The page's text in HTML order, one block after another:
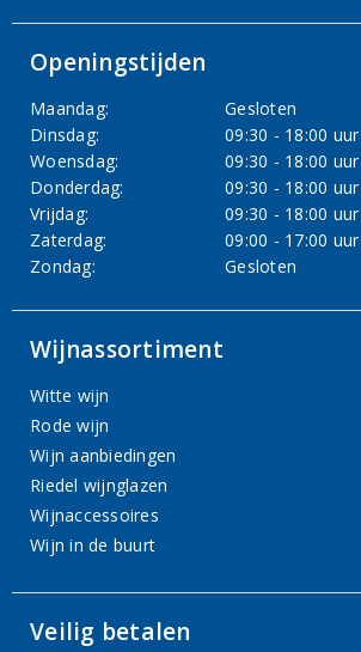
Openingstijden
Maandag:
Gesloten
Dinsdag:
09:30 - 18:00 uur
Woensdag:
09:30 - 18:00 uur
Donderdag:
09:30 - 18:00 uur
Vrijdag:
09:30 - 18:00 uur
Zaterdag:
09:00 - 17:00 uur
Zondag:
Gesloten
Wijnassortiment
Witte wijn
Rode wijn
Wijn aanbiedingen
Riedel wijnglazen
Wijnaccessoires
Wijn in de buurt
Veilig betalen